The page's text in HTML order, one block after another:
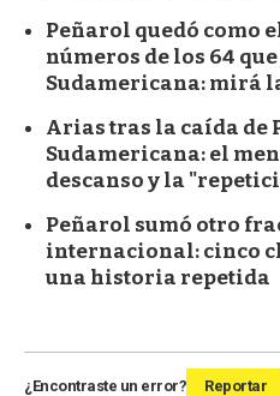
Peñarol quedó como
números de los 64
Sudamericana: mirá
Arias tras la caída de
Sudamericana: el
descanso y la
Peñarol sumó otro
internacional: cinco
una historia repetida
¿Encontraste un error? Reportar